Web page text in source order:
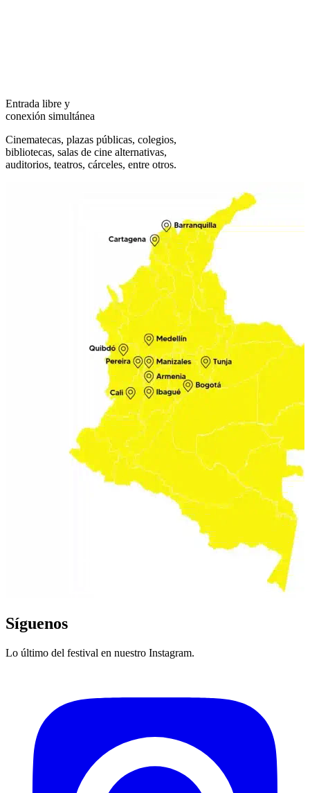
Entrada libre y
conexión simultánea
Cinematecas, plazas públicas, colegios,
bibliotecas, salas de cine alternativas,
auditorios, teatros, cárceles, entre otros.
Síguenos
Lo último del festival en nuestro Instagram.